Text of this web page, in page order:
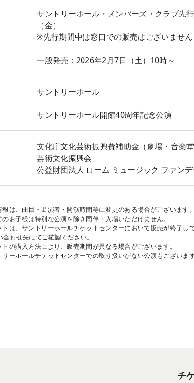
サントリーホール・メンバーズ・クラブ先
（金）
※先行期間中は窓口での販売はございません
一般発売：2026年2月7日（土）10時～
サントリーホール
サントリーホール開館40周年記念公演
文化庁文化芸術振興費補助金（劇場・音楽
芸術文化振興会
公益財団法人 ローム ミュージック ファン
は、曲目・出演者・開演時間等に変更のある場合がございます。
お子様は特別な公演を除き同伴・入場いただけません。
は、サントリーホールチケットセンターにおいて販売が終了し
合わせ先にてご確認ください。
の購入方法により、販売期間が異なる場合がございます。
ーホールチケットセンターでの取り扱いがない公演もございます
チ